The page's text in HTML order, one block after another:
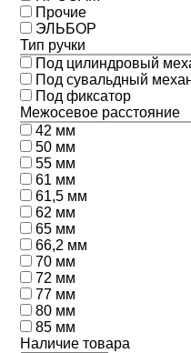
Прочие
ЭЛЬБОР
Тип ручки
Под цилиндровый
Под сувальдный
Под фиксатор
Межосевое расстояние
42 мм
50 мм
55 мм
61 мм
61,5 мм
62 мм
65 мм
66,2 мм
70 мм
72 мм
77 мм
80 мм
85 мм
Наличие товара